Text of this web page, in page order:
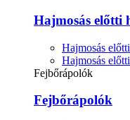
Hajmosás előtti
Hajmosás
Hajmosás
Fejbőrápolók
Fejbőrápolók